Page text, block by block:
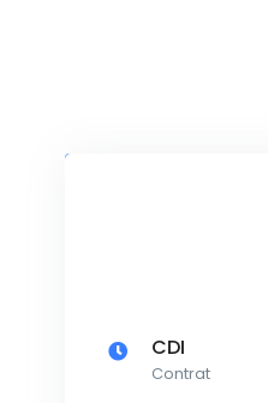
CDI
Contrat